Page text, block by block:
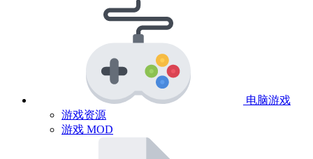
电脑游戏
游戏资源
游戏 MOD